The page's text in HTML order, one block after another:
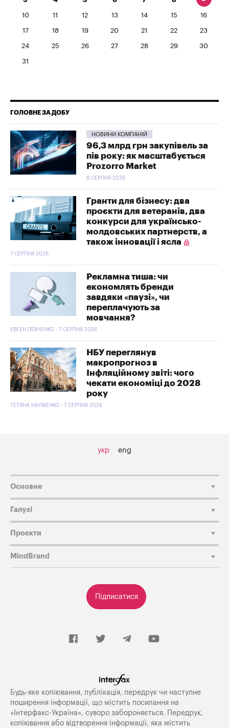
10 11 12 13 14 15 16
17 18 19 20 21 22 23
24 25 26 27 28 29 30
31
ГОЛОВНЕ ЗА ДОБУ
НОВИНИ КОМПАНІЙ
96,3 млрд грн закупівель за
пів року: як масштабується
Prozorro Market
8 СЕРПНЯ 2026
Гранти для бізнесу: два
проєкти для ветеранів, два
конкурси для українсько-
молдовських партнерств, а
також інновації і ясла
7 СЕРПНЯ 2026
Рекламна тиша: чи
економлять бренди
завдяки «паузі», чи
переплачують за
мовчання?
ЄВГЕН ЛЕВЧЕНКО - 7 СЕРПНЯ 2026
НБУ переглянув
макропрогноз в
Інфляційному звіті: чого
чекати економіці до 2028
року
ТЕТЯНА НАУМЕНКО - 7 СЕРПНЯ 2026
укр eng
Підписатися
Основне
Галузі
Проєкти
MindBrand
Будь-яке копiювання, публiкацiя, передрук чи наступне
поширення iнформацiї, що мiстить посилання на
«Iнтерфакс-Україна», суворо забороняється. Передрук,
копіювання або відтворення інформації, яка містить